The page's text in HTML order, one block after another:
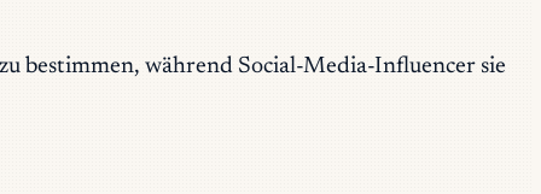
bestimmen, während Social-Media-Influencer sie